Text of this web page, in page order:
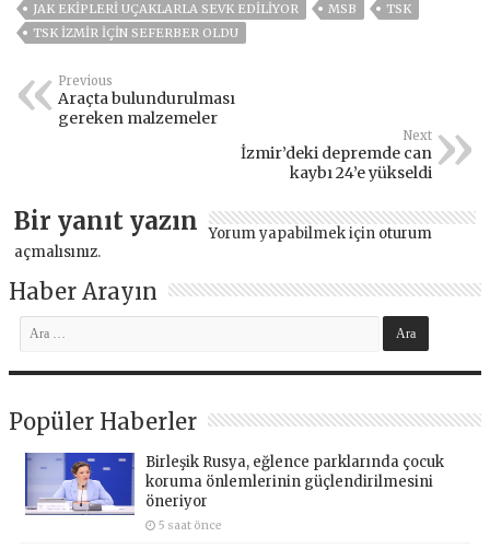
JAK EKIPLERI UÇAKLARLA SEVK EDILIYOR
MSB
TSK
TSK İZMIR IÇIN SEFERBER OLDU
Previous
Araçta bulundurulması
gereken malzemeler
Next
İzmir’deki depremde can
kaybı 24’e yükseldi
Bir yanıt yazın Yorum yapabilmek için oturum
açmalısınız.
Haber Arayın
Popüler Haberler
Birleşik Rusya, eğlence parklarında çocuk
koruma önlemlerinin güçlendirilmesini
öneriyor
5 saat önce